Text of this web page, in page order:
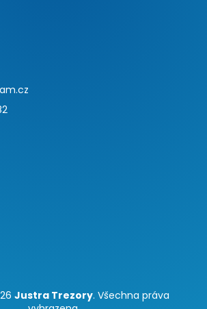
Justra Trezory. Všechna práva